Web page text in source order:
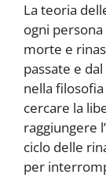
La teoria
ogni
morte e
passate e
nella
cercare la
raggiungere
ciclo delle
per